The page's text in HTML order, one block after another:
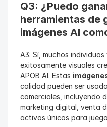
Q3: ¿Puedo
herramientas de
imágenes AI
A3: Sí, muchos
exitosamente visuales
APOB AI. Estas
calidad pueden ser
comerciales, incluyendo
marketing digital, venta
activos únicos para